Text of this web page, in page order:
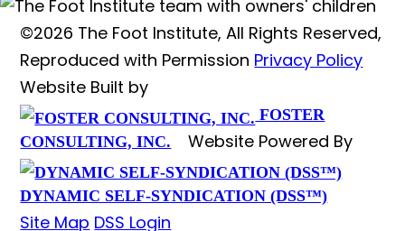
©2026 The Foot Institute, All Rights Reserved,
Reproduced with Permission Privacy Policy
Website Built by
FOSTER
CONSULTING, INC.
Website Powered By
DYNAMIC SELF-SYNDICATION (DSS™)
Site Map DSS Login